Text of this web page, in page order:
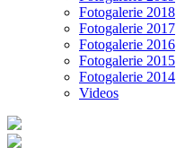
Fotogalerie 2018
Fotogalerie 2017
Fotogalerie 2016
Fotogalerie 2015
Fotogalerie 2014
Videos